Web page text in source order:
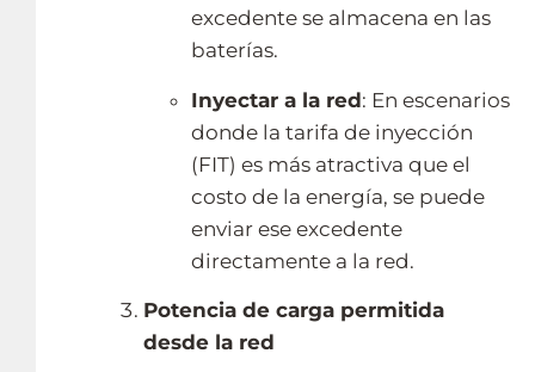
excedente se almacena en las
baterías.
Inyectar a la red: En escenarios
donde la tarifa de inyección
(FIT) es más atractiva que el
costo de la energía, se puede
enviar ese excedente
directamente a la red.
Potencia de carga permitida
desde la red